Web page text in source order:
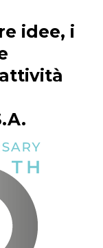
idee, i